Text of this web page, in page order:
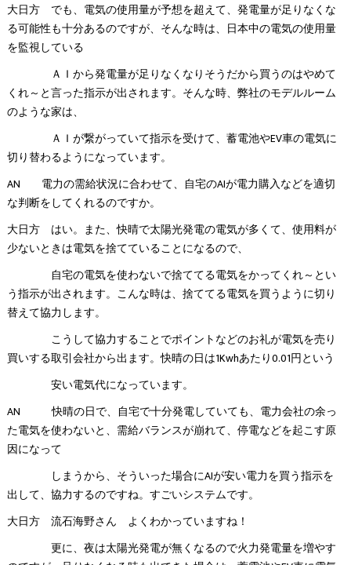
大日方 でも、電気の使用量が予想を超えて、発電量が足りなくな
る可能性も十分あるのですが、そんな時は、日本中の電気の使用量
を監視している
ＡＩから発電量が足りなくなりそうだから買うのはやめて
くれ～と言った指示が出されます。そんな時、弊社のモデルルーム
のような家は、
ＡＩが繋がっていて指示を受けて、蓄電池やEV車の電気に
切り替わるようになっています。
AN 電力の需給状況に合わせて、自宅のAIが電力購入などを適切
な判断をしてくれるのですか。
大日方 はい。また、快晴で太陽光発電の電気が多くて、使用料が
少ないときは電気を捨てていることになるので、
自宅の電気を使わないで捨ててる電気をかってくれ～とい
う指示が出されます。こんな時は、捨ててる電気を買うように切り
替えて協力します。
こうして協力することでポイントなどのお礼が電気を売り
買いする取引会社から出ます。快晴の日は1Kwhあたり0.01円という
安い電気代になっています。
AN 快晴の日で、自宅で十分発電していても、電力会社の余っ
た電気を使わないと、需給バランスが崩れて、停電などを起こす原
因になって
しまうから、そういった場合にAIが安い電力を買う指示を
出して、協力するのですね。すごいシステムです。
大日方 流石海野さん よくわかっていますね！
更に、夜は太陽光発電が無くなるので火力発電量を増やす